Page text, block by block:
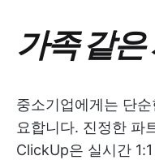
가족 같은
중소기업에게는 단
요합니다. 진정한 파
ClickUp은 실시간